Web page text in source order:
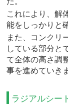
これにより、解
能をしっかりと
また、コンクリ
している部分と
て全体の高さ調
事を進めていき
ラジアルシー